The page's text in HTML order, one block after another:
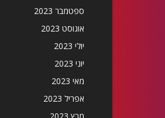
ספטמבר 2023
אוגוסט 2023
יולי 2023
יוני 2023
מאי 2023
אפריל 2023